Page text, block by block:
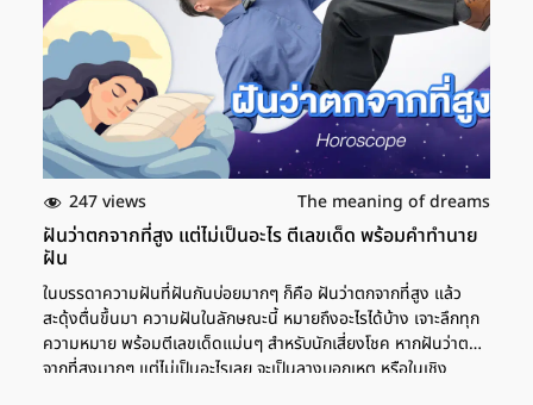
ปัญหาที่กำลังจะเกิดขึ้นในตอนนี้ เช่น รายได้ลดน้อยลง ถูกขโมยของ
เงินหาย หรือทรัพย์​สินสูญหาย เพราะการทำกระเป๋าเงินหายก็คือการทำ
ทรัพย์สินหายนั่นเอง เลขเด็ด ฝันว่ากระเป๋าหาย โดนขโมย หากใครที่
ฝันว่ากระเป๋าหาย ถูกขโมย และโทรศัพท์หายด้วย ก็จะหมายถึงการมี
เกณฑ์เดินทางบ่อยในช่วงนี้ ให้ระมัดระวังเรื่องอุบัติเหตุที่อาจเกิดขึ้น
ช่วงนี้จะมีปัญหาให้คิดหลายอย่าง ให้พยายามประคองสติ และใช้
ปัญญาในการแก้ไขปัญหา หากเหนื่อยก็ให้อดทนแล้วทุกอย่างจะค่อยๆ
ขึ้น เลขเด็ด ฝันว่าทำกระเป๋าสะพายหาย นอกจากนี้ การฝันว่ากระเป๋า
สะพายหาย แต่หาเจอ ถือเป็นฝันที่ดี เพราะจะหมายถึงการได้ของกลับ
คืนมา เช่น […]
247 views The meaning of dreams
ฝันว่าตกจากที่สูง แต่ไม่เป็นอะไร ตีเลขเด็ด พร้อมคำทำนาย
ฝัน
ในบรรดาความฝันที่ฝันกันบ่อยมากๆ ก็คือ ฝันว่าตกจากที่สูง แล้ว
สะดุ้งตื่นขึ้นมา ความฝันในลักษณะนี้ หมายถึงอะไรได้บ้าง เจาะลึกทุก
ความหมาย พร้อมตีเลขเด็ดแม่นๆ สำหรับนักเสี่ยงโชค หากฝันว่าตก
จากที่สูงมากๆ แต่ไม่เป็นอะไรเลย จะเป็นลางบอกเหตุ หรือในเชิง